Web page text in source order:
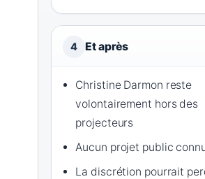
4 Et après
Christine Darmon reste
volontairement hors des
projecteurs
Aucun projet public
La discrétion pourrait